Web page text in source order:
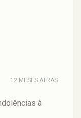
12 MESES ATRAS
à